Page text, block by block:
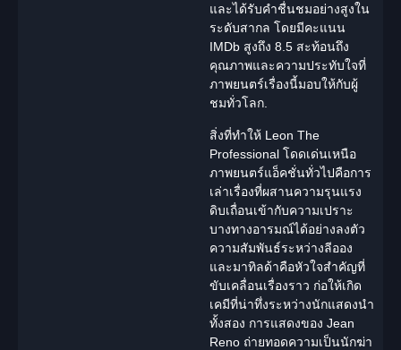
และได้รับคำชื่นชมอย่างสูงใน
ระดับสากล โดยมีคะแนน
IMDb สูงถึง 8.5 สะท้อนถึง
คุณภาพและความประทับใจที่
ภาพยนตร์เรื่องนี้มอบให้กับผู้
ชมทั่วโลก.
สิ่งที่ทำให้ Leon The
Professional โดดเด่นเหนือ
ภาพยนตร์แอ็คชั่นทั่วไปคือการ
เล่าเรื่องที่ผสานความรุนแรง
ดิบเถื่อนเข้ากับความเปราะ
บางทางอารมณ์ได้อย่างลงตัว
ความสัมพันธ์ระหว่างลีออง
และมาทิลด้าคือหัวใจสำคัญที่
ขับเคลื่อนเรื่องราว ก่อให้เกิด
เคมีที่น่าทึ่งระหว่างนักแสดงนำ
ทั้งสอง การแสดงของ Jean
Reno ถ่ายทอดความเป็นนักฆ่า